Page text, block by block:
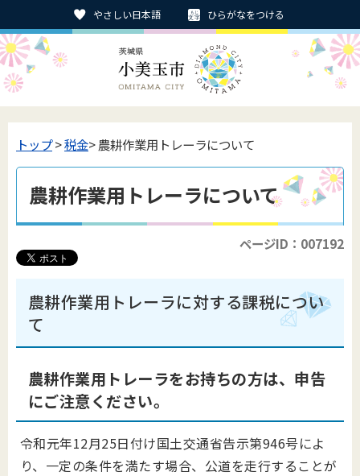
やさしい日本語 ひらがなをつける
トップ>税金> 農耕作業用トレーラについて
農耕作業用トレーラについて
ページID：007192
農耕作業用トレーラに対する課税につい
て
農耕作業用トレーラをお持ちの方は、申告
にご注意ください。
令和元年12月25日付け国土交通省告示第946号によ
り、一定の条件を満たす場合、公道を走行することが